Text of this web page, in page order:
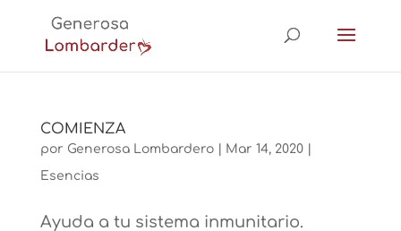
COMIENZA
por Generosa Lombardero| Mar 14, 2020|
Esencias
Ayuda a tu sistema inmunitario.